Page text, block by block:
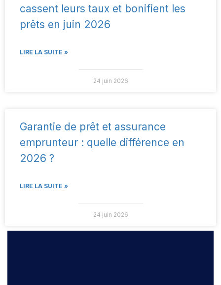
cassent leurs taux et bonifient les
prêts en juin 2026
LIRE LA SUITE »
24 juin 2026
Garantie de prêt et assurance
emprunteur : quelle différence en
2026 ?
LIRE LA SUITE »
24 juin 2026